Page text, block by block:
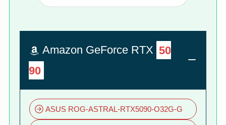
Amazon GeForce RTX 50
90
ASUS ROG-ASTRAL-RTX5090-O32G-G